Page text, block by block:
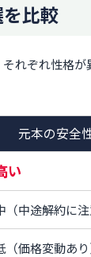
比較
れぞれ性格
元本の安全
い
（中途解約に注
（価格変動あり